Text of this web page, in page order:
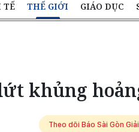
TẾ THẾ GIỚI GIÁO DỤC
khủng
Theo dõi Báo Sài Gòn